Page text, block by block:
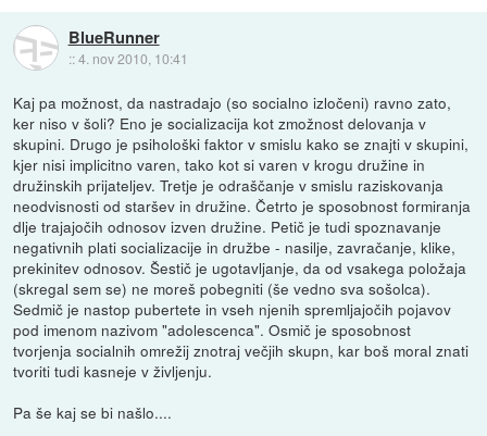
BlueRunner
::4. nov 2010, 10:41
Kaj pa možnost, da nastradajo (so socialno izločeni) ravno zato,
ker niso v šoli? Eno je socializacija kot zmožnost delovanja v
skupini. Drugo je psihološki faktor v smislu kako se znajti v skupini,
kjer nisi implicitno varen, tako kot si varen v krogu družine in
družinskih prijateljev. Tretje je odraščanje v smislu raziskovanja
neodvisnosti od staršev in družine. Četrto je sposobnost formiranja
dlje trajajočih odnosov izven družine. Petič je tudi spoznavanje
negativnih plati socializacije in družbe - nasilje, zavračanje, klike,
prekinitev odnosov. Šestič je ugotavljanje, da od vsakega položaja
(skregal sem se) ne moreš pobegniti (še vedno sva sošolca).
Sedmič je nastop pubertete in vseh njenih spremljajočih pojavov
pod imenom nazivom "adolescenca". Osmič je sposobnost
tvorjenja socialnih omrežij znotraj večjih skupn, kar boš moral znati
tvoriti tudi kasneje v življenju.
Pa še kaj se bi našlo....